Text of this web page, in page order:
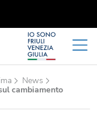
News
cambiamento